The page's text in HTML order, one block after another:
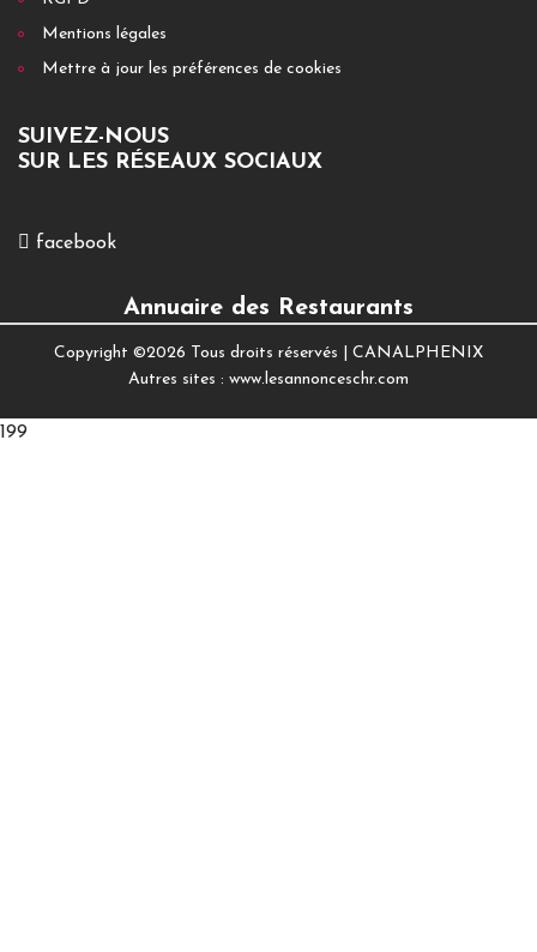
Mentions légales
Mettre à jour les préférences de cookies
SUIVEZ-NOUS
SUR LES RÉSEAUX SOCIAUX
facebook
Annuaire des Restaurants
Copyright ©2026 Tous droits réservés | CANALPHENIX
Autres sites : www.lesannonceschr.com
199